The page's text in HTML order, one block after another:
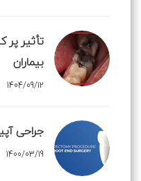
تأثیر پر
بیماران
1404/09/12
جراحی
1400/03/19